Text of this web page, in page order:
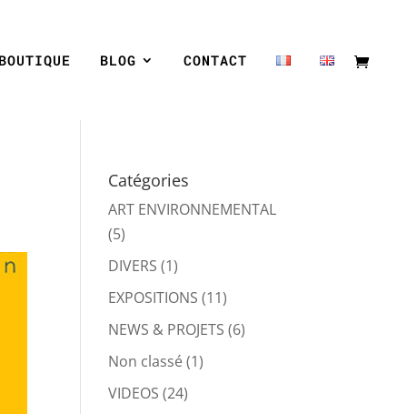
BLOG CONTACT
Catégories
ART ENVIRONNEMENTAL
(5)
DIVERS (1)
EXPOSITIONS (11)
NEWS & PROJETS (6)
Non classé(1)
VIDEOS (24)